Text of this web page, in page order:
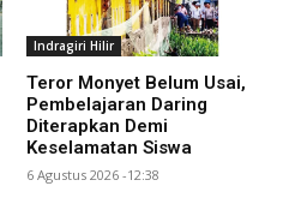
Indragiri Hilir
Teror Monyet Belum Usai,
Pembelajaran Daring
Diterapkan Demi
Keselamatan Siswa
6 Agustus 2026 -12:38